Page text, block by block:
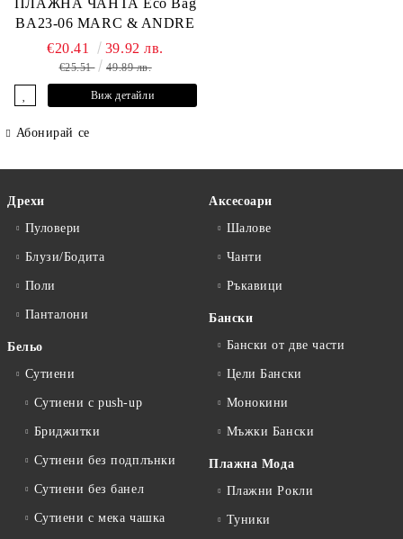
ПЛАЖНА ЧАНТА Eco Bag
BA23-06 MARC & ANDRE
€20.41 39.92 лв.
€25.51 49.89 лв.
Виж детайли
Абонирай се
Дрехи
Пуловери
Блузи/Бодита
Поли
Панталони
Бельо
Сутиени
Сутиени с push-up
Бриджитки
Сутиени без подплънки
Сутиени без банел
Сутиени с мека чашка
Аксесоари
Шалове
Чанти
Ръкавици
Бански
Бански от две части
Цели Бански
Монокини
Мъжки Бански
Плажна Мода
Плажни Рокли
Туники